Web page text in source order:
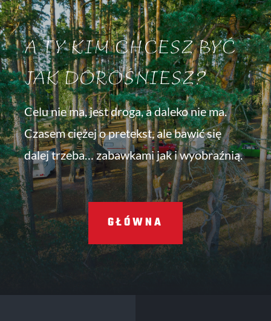
A TY KIM CHCESZ BYĆ
JAK DOROŚNIESZ?
Celu nie ma, jest droga, a daleko nie ma.
Czasem ciężej o pretekst, ale bawić się
dalej trzeba… zabawkami jak i wyobraźnią.
GŁÓWNA